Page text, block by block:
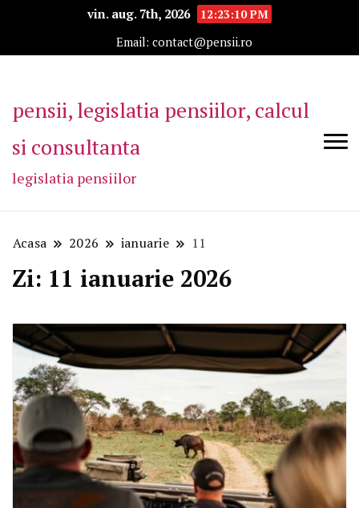
vin. aug. 7th, 2026
12:23:10 PM
Email: contact@pensii.ro
pensii, legislatia pensiilor, calcul
si consultanta
legislatia pensiilor
Acasa 2026 ianuarie 11
Zi: 11 ianuarie 2026